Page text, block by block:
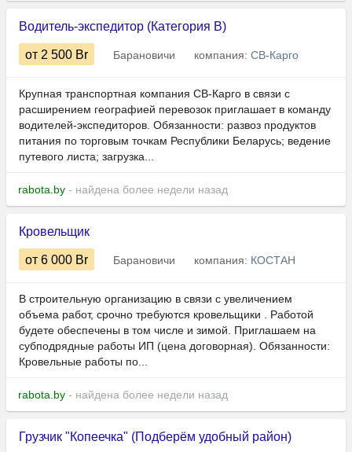
Водитель-экспедитор (Категория В)
от 2 500 Br Барановичи компания: СВ-Карго
Крупная транспортная компания СВ-Карго в связи с
расширением географией перевозок приглашает в команду
водителей-экспедиторов. Обязанности: развоз продуктов
питания по торговым точкам Республики Беларусь; ведение
путевого листа; загрузка...
rabota.by - найдена более недели назад
Кровельщик
от 6 000 Br Барановичи компания: КОСТАН
В строительную организацию в связи с увеличением
объема работ, срочно требуются кровельщики . Работой
будете обеспечены в том числе и зимой. Приглашаем на
субподрядные работы ИП (цена договорная). Обязанности:
Кровельные работы по...
rabota.by - найдена более недели назад
Грузчик "Копеечка" (Подберём удобный район)